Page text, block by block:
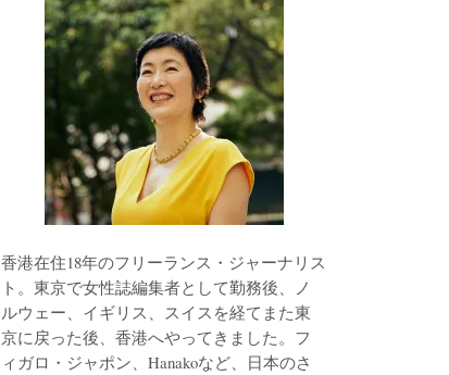
香港在住18年のフリーランス・ジャーナリス
ト。東京で女性誌編集者として勤務後、ノ
ルウェー、イギリス、スイスを経てまた東
京に戻った後、香港へやってきました。フ
ィガロ・ジャポン、Hanakoなど、日本のさ